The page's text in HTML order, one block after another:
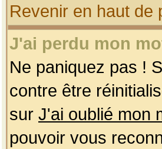
Revenir en haut de
J'ai perdu mon
Ne paniquez pas !
contre être
sur J'ai oublié mon
pouvoir vous